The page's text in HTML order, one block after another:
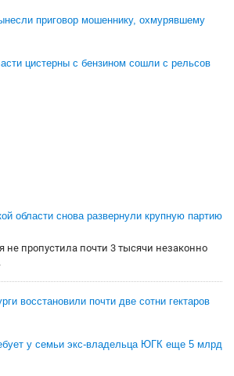
приговор мошеннику, охмурявшему
цистерны с бензином сошли с рельсов
области снова развернули крупную партию
не пропустила почти 3 тысячи незаконно
восстановили почти две сотни гектаров
у семьи экс-владельца ЮГК еще 5 млрд